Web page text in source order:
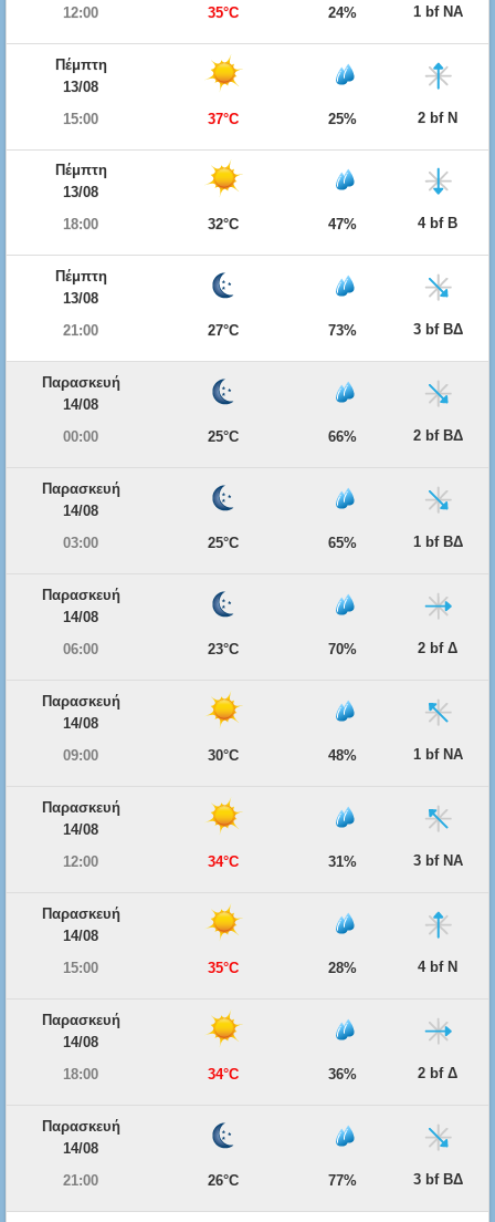
12:00
35°C 24% 1 bf ΝΑ
Πέμπτη
13/08
15:00
37°C 25% 2 bf Ν
Πέμπτη
13/08
18:00
32°C 47% 4 bf Β
Πέμπτη
13/08
21:00
27°C 73% 3 bf ΒΔ
Παρασκευή
14/08
00:00
25°C 66% 2 bf ΒΔ
Παρασκευή
14/08
03:00
25°C 65% 1 bf ΒΔ
Παρασκευή
14/08
06:00
23°C 70% 2 bf Δ
Παρασκευή
14/08
09:00
30°C 48% 1 bf ΝΑ
Παρασκευή
14/08
12:00
34°C 31% 3 bf ΝΑ
Παρασκευή
14/08
15:00
35°C 28% 4 bf Ν
Παρασκευή
14/08
18:00
34°C 36% 2 bf Δ
Παρασκευή
14/08
21:00
26°C 77% 3 bf ΒΔ